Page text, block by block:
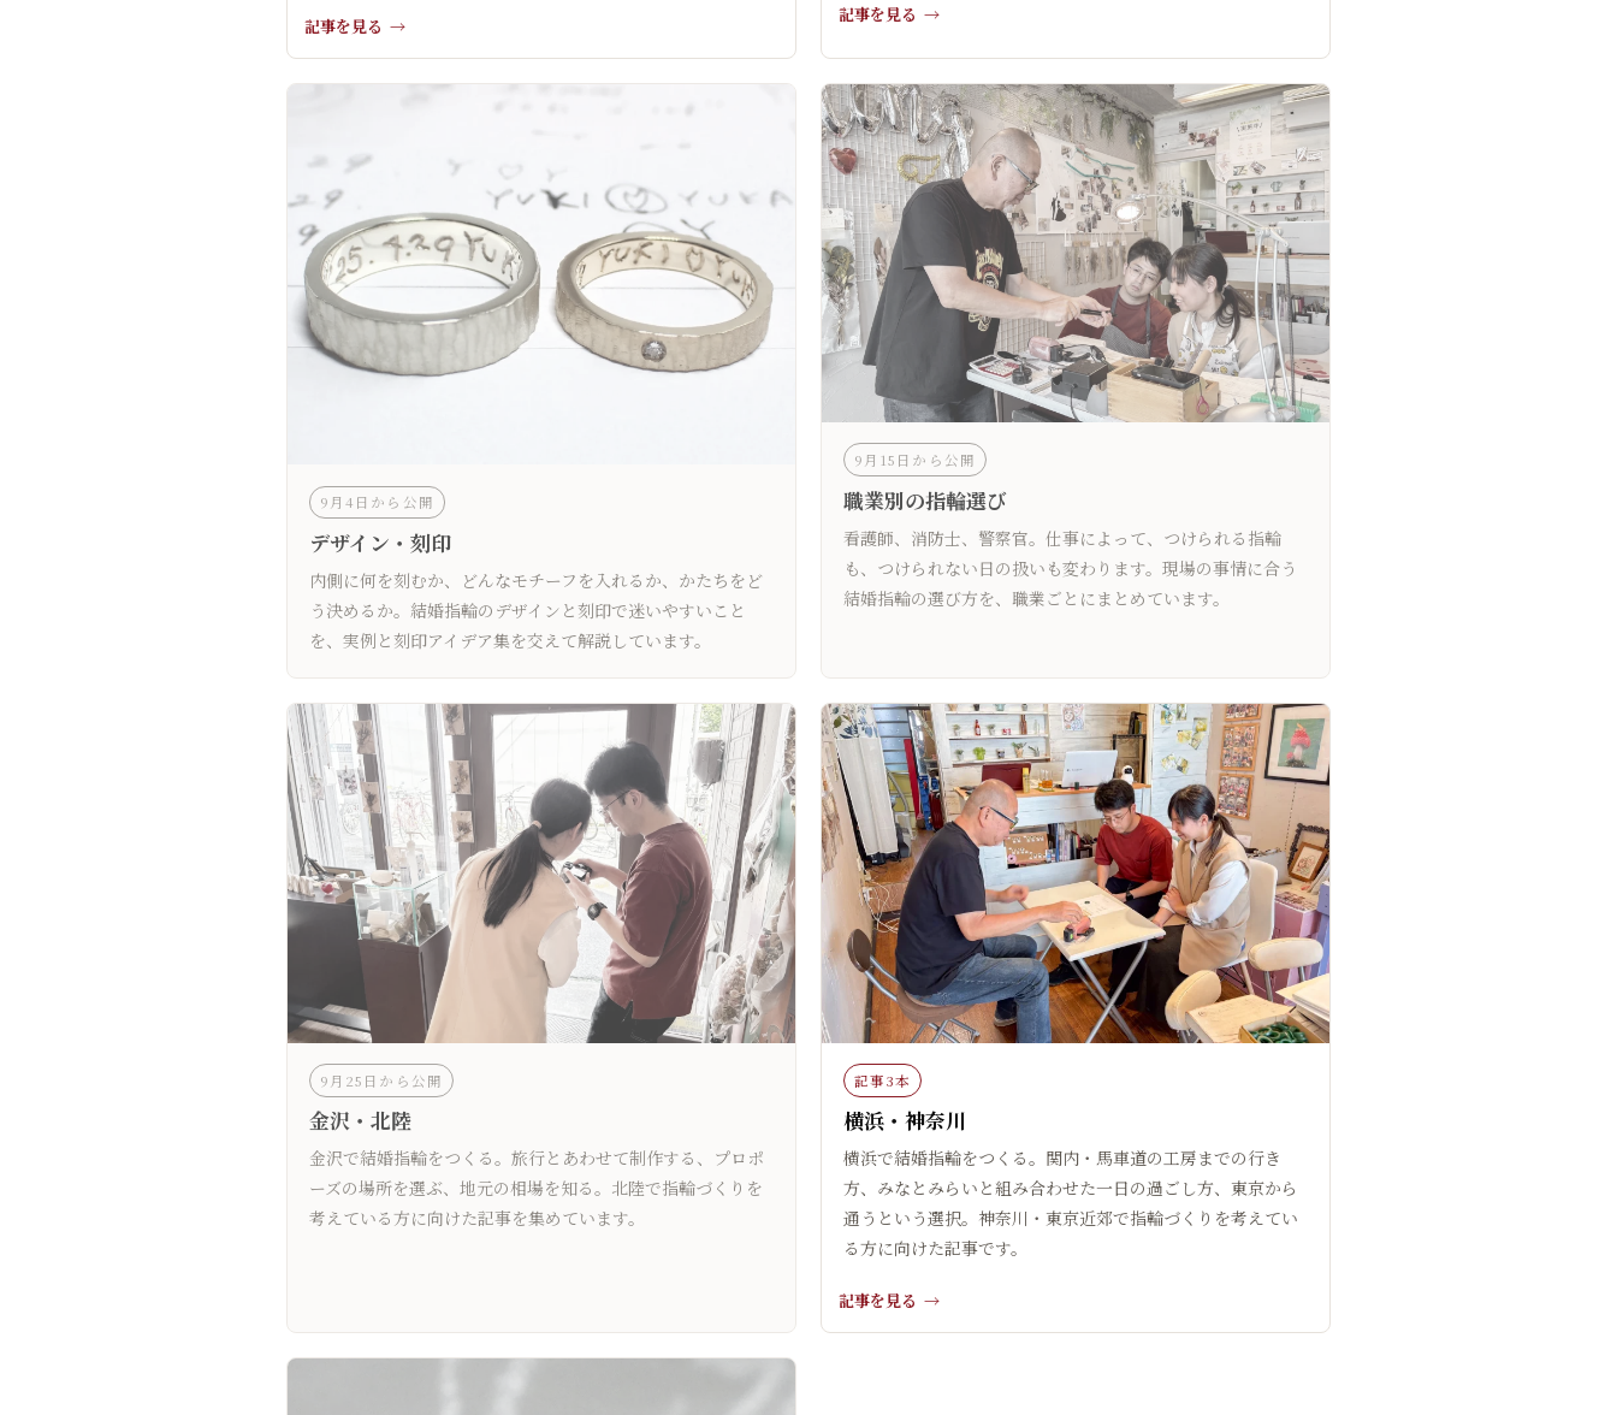
記事を見る
記事を見る
9月4日から公開
デザイン・刻印
内側に何を刻むか、どんなモチーフを入れるか、かたちをど
う決めるか。結婚指輪のデザインと刻印で迷いやすいこと
を、実例と刻印アイデア集を交えて解説しています。
9月15日から公開
職業別の指輪選び
看護師、消防士、警察官。仕事によって、つけられる指輪
も、つけられない日の扱いも変わります。現場の事情に合う
結婚指輪の選び方を、職業ごとにまとめています。
9月25日から公開
金沢・北陸
金沢で結婚指輪をつくる。旅行とあわせて制作する、プロポ
ーズの場所を選ぶ、地元の相場を知る。北陸で指輪づくりを
考えている方に向けた記事を集めています。
記事3本
横浜・神奈川
横浜で結婚指輪をつくる。関内・馬車道の工房までの行き
方、みなとみらいと組み合わせた一日の過ごし方、東京から
通うという選択。神奈川・東京近郊で指輪づくりを考えてい
る方に向けた記事です。
記事を見る